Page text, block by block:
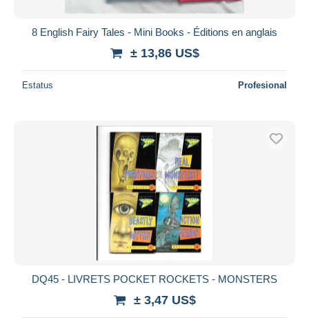
8 English Fairy Tales - Mini Books - Éditions en anglais
± 13,86 US$
Estatus Profesional
DQ45 - LIVRETS POCKET ROCKETS - MONSTERS
± 3,47 US$